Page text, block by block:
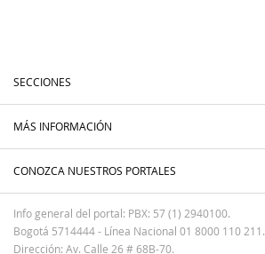
SECCIONES
MÁS INFORMACIÓN
CONOZCA NUESTROS PORTALES
Info general del portal: PBX: 57 (1) 2940100.
Bogotá 5714444 - Línea Nacional 01 8000 110 211.
Dirección: Av. Calle 26 # 68B-70.